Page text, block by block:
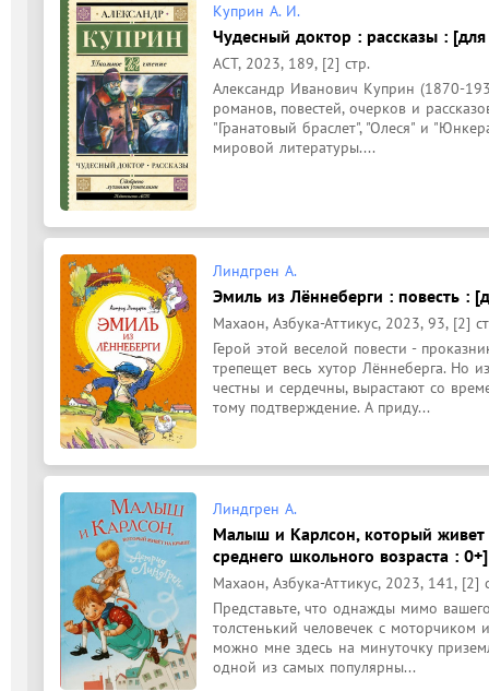
Куприн А. И.
Чудесный доктор : рассказы :
АСТ, 2023, 189, [2] стр.
Александр Иванович Куприн (1870-
романов, повестей, очерков и
"Гранатовый браслет", "Олеся" и
мировой литературы....
Линдгрен А.
Эмиль из Лённеберги : повесть :
Махаон, Азбука-Аттикус, 2023, 93, [2]
Герой этой веселой повести -
трепещет весь хутор Лённеберга. Но
честны и сердечны, вырастают со
тому подтверждение. А приду...
Линдгрен А.
Малыш и Карлсон, который живет
среднего школьного возраста : 0+]
Махаон, Азбука-Аттикус, 2023, 141, [2]
Представьте, что однажды мимо
толстенький человечек с моторчиком
можно мне здесь на минуточку
одной из самых популярны...